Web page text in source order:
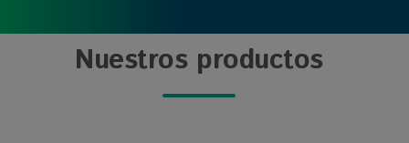
Nuestros productos